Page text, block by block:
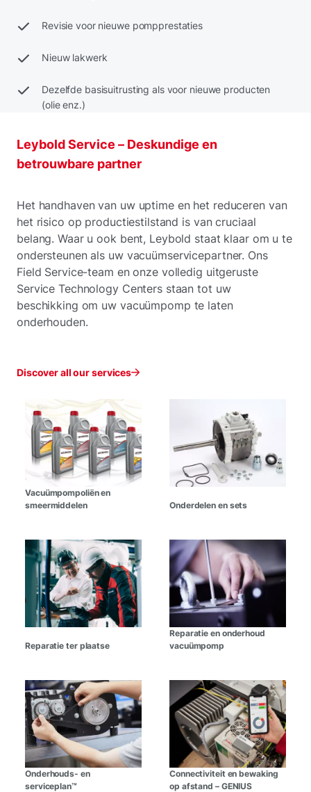
Revisie voor nieuwe pompprestaties
Nieuw lakwerk
Dezelfde basisuitrusting als voor nieuwe producten
(olie enz.)
Leybold Service – Deskundige en
betrouwbare partner
Het handhaven van uw uptime en het reduceren van
het risico op productiestilstand is van cruciaal
belang. Waar u ook bent, Leybold staat klaar om u te
ondersteunen als uw vacuümservicepartner. Ons
Field Service-team en onze volledig uitgeruste
Service Technology Centers staan tot uw
beschikking om uw vacuümpomp te laten
onderhouden.
Discover all our services
Vacuümpompoliën en
smeermiddelen
Onderdelen en sets
Reparatie ter plaatse
Reparatie en onderhoud
vacuümpomp
Onderhouds- en
serviceplan™
Connectiviteit en bewaking
op afstand – GENIUS